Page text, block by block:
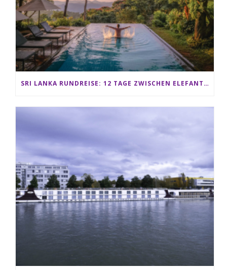
SRI LANKA RUNDREISE: 12 TAGE ZWISCHEN ELEFANTEN, TEEPLANTAGEN & STRAND ALS FAMILIE